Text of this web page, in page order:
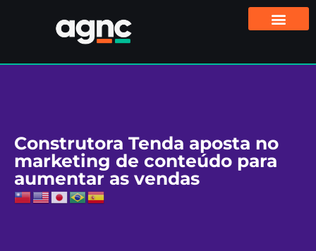
Construtora Tenda aposta no
marketing de conteúdo para
aumentar as vendas